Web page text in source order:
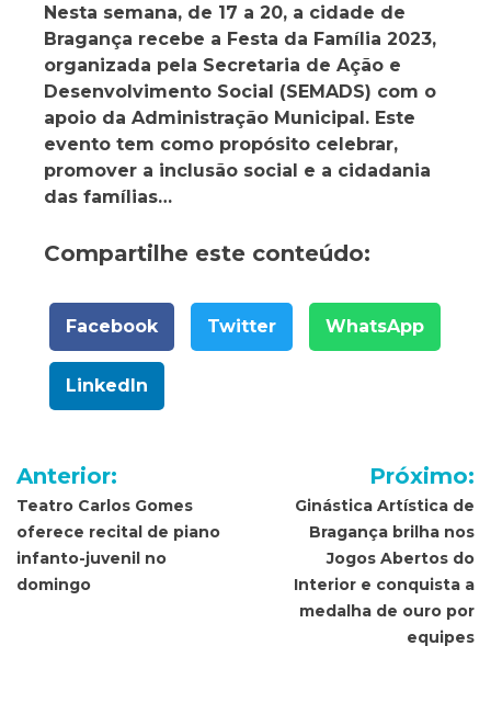
Nesta semana, de 17 a 20, a cidade de
Bragança recebe a Festa da Família 2023,
organizada pela Secretaria de Ação e
Desenvolvimento Social (SEMADS) com o
apoio da Administração Municipal. Este
evento tem como propósito celebrar,
promover a inclusão social e a cidadania
das famílias…
Compartilhe este conteúdo:
Facebook Twitter WhatsApp
LinkedIn
Navegação
de
Post
Anterior:
Teatro Carlos Gomes
oferece recital de piano
infanto-juvenil no
domingo
Próximo:
Ginástica Artística de
Bragança brilha nos
Jogos Abertos do
Interior e conquista a
medalha de ouro por
equipes